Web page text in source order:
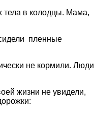
тела в колодцы. Мама,
пленные
не кормили. Люди
жизни не увидели,